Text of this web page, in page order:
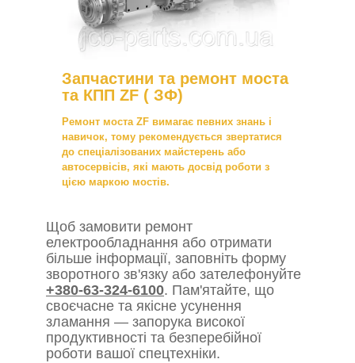
Запчастини та ремонт моста
та КПП ZF ( ЗФ)
Ремонт моста ZF вимагає певних знань і
навичок, тому рекомендується звертатися
до спеціалізованих майстерень або
автосервісів, які мають досвід роботи з
цією маркою мостів.
Щоб замовити ремонт
електрообладнання або отримати
більше інформації, заповніть форму
зворотного зв'язку або зателефонуйте
+380-63-324-6100. Пам'ятайте, що
своєчасне та якісне усунення
зламання — запорука високої
продуктивності та безперебійної
роботи вашої спецтехніки.